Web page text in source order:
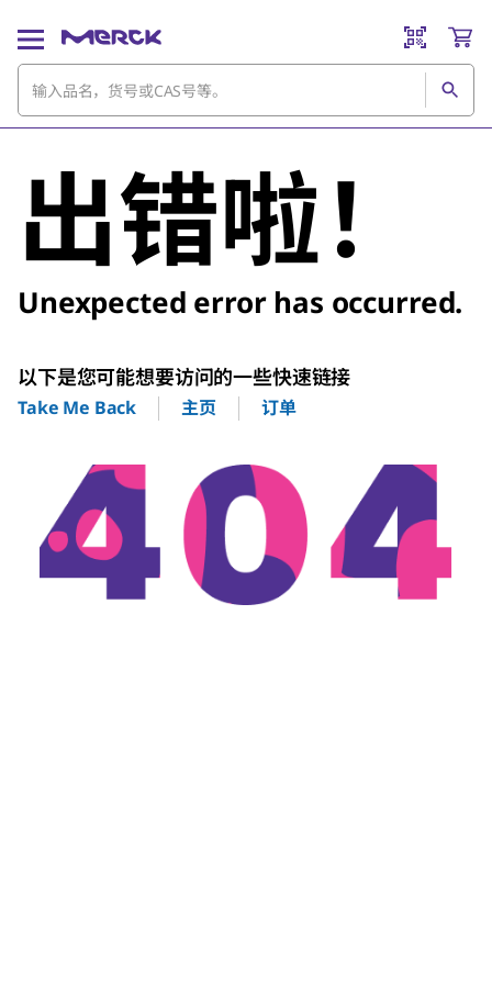
出错啦！
Unexpected error has occurred.
以下是您可能想要访问的一些快速链接
Take Me Back 主页 订单